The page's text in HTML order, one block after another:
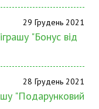
29 Грудень 2021
"Бонус від
28 Грудень 2021
"Подарунковий